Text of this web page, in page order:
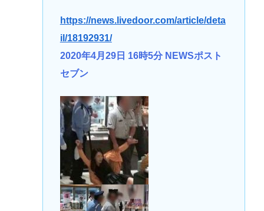
https://news.livedoor.com/article/deta
il/18192931/
2020年4月29日 16時5分 NEWSポスト
セブン